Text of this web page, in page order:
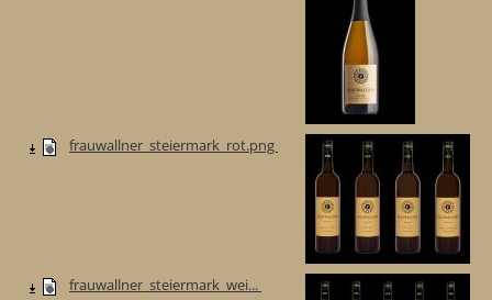
frauwallner_steiermark_rot.png
frauwallner_steiermark_wei...